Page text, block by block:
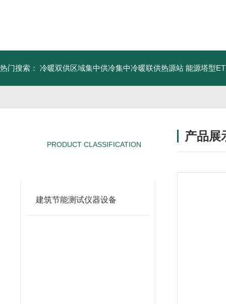
热门搜索： 冷暖双供区域集中供冷集中冷暖联供热源站 能源塔型
PRODUCT CLASSIFICATION
建筑节能测试仪器设备
产品展